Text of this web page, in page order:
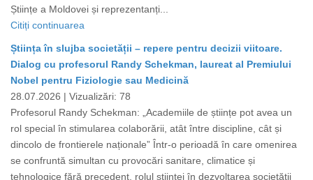
Științe a Moldovei și reprezentanți...
Citiți continuarea
Știința în slujba societății – repere pentru decizii viitoare.
Dialog cu profesorul Randy Schekman, laureat al Premiului
Nobel pentru Fiziologie sau Medicină
28.07.2026 | Vizualizări: 78
Profesorul Randy Schekman: „Academiile de științe pot avea un
rol special în stimularea colaborării, atât între discipline, cât și
dincolo de frontierele naționale” Într-o perioadă în care omenirea
se confruntă simultan cu provocări sanitare, climatice și
tehnologice fără precedent, rolul științei în dezvoltarea societății